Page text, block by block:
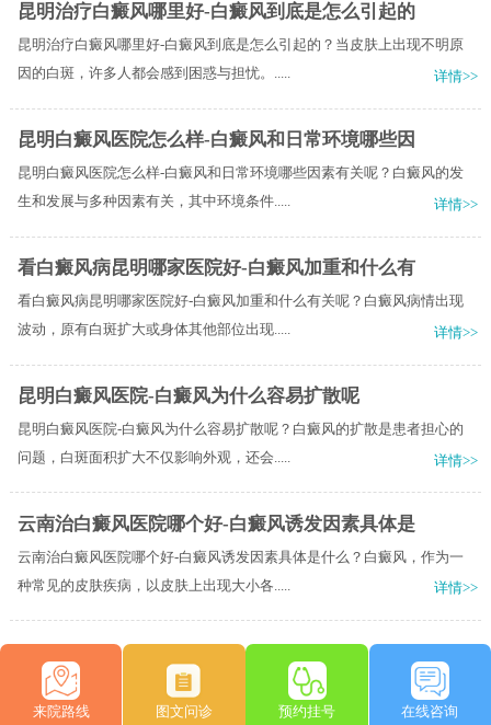
昆明治疗白癜风哪里好-白癜风到底是怎么引起的
昆明治疗白癜风哪里好-白癜风到底是怎么引起的？当皮肤上出现不明原
因的白斑，许多人都会感到困惑与担忧。.....
详情>>
昆明白癜风医院怎么样-白癜风和日常环境哪些因
昆明白癜风医院怎么样-白癜风和日常环境哪些因素有关呢？白癜风的发
生和发展与多种因素有关，其中环境条件.....
详情>>
看白癜风病昆明哪家医院好-白癜风加重和什么有
看白癜风病昆明哪家医院好-白癜风加重和什么有关呢？白癜风病情出现
波动，原有白斑扩大或身体其他部位出现.....
详情>>
昆明白癜风医院-白癜风为什么容易扩散呢
昆明白癜风医院-白癜风为什么容易扩散呢？白癜风的扩散是患者担心的
问题，白斑面积扩大不仅影响外观，还会.....
详情>>
云南治白癜风医院哪个好-白癜风诱发因素具体是
云南治白癜风医院哪个好-白癜风诱发因素具体是什么？白癜风，作为一
种常见的皮肤疾病，以皮肤上出现大小各.....
详情>>
来院路线 图文问诊 预约挂号 在线咨询